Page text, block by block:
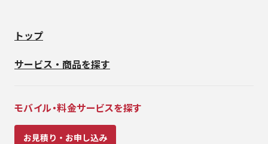
トップ
サービス・商品を探す
モバイル・料金サービスを探す
お見積り・お申し込み